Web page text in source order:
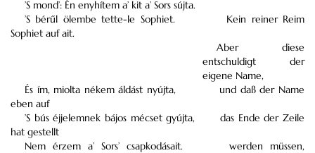
’S mond’: Én enyhítem a’ kit a’ Sors sújta.
’S bérűl ölembe tette-le Sophiet.
Kein reiner Reim
Sophiet auf ait.
Aber diese
entschuldigt der
eigene Name,
És ím, miolta nékem áldást nyújta,
und daß der Name
eben auf
’S bús éjjelemnek bájos mécset gyújta,
das Ende der Zeile
hat gestellt
Nem érzem a’ Sors’ csapkodásait.
werden müssen,